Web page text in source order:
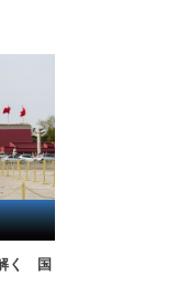
く 国